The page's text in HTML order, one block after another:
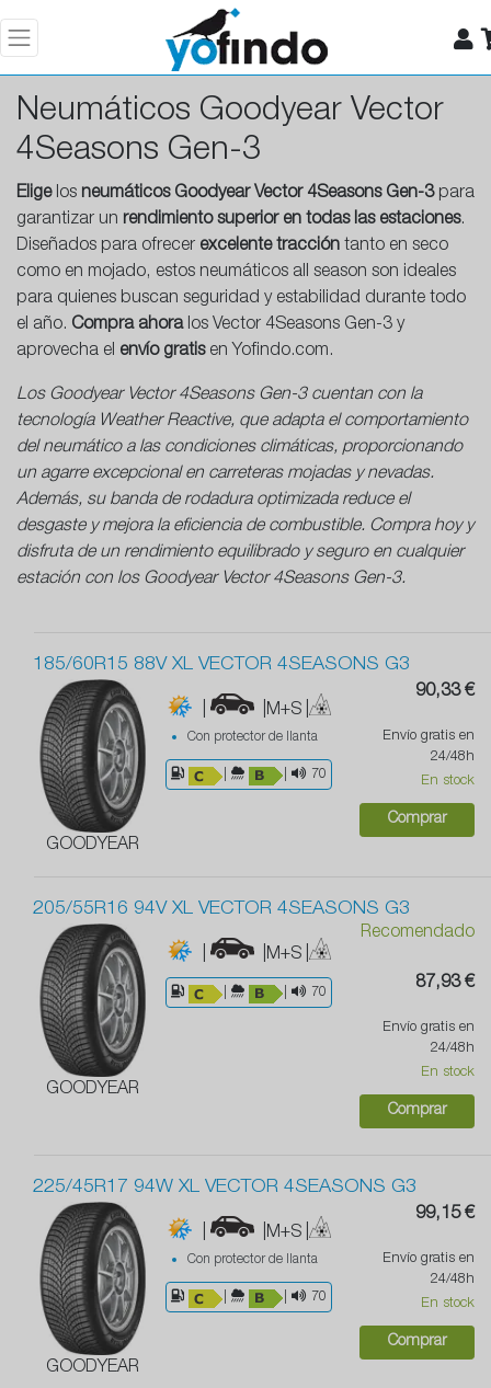
Neumáticos Goodyear Vector
4Seasons Gen-3
Eligelos neumáticos Goodyear Vector 4Seasons Gen-3para
garantizar un rendimiento superior en todas las estaciones.
Diseñados para ofrecer excelente tracción tanto en seco
como en mojado, estos neumáticos all season son ideales
para quienes buscan seguridad y estabilidad durante todo
el año. Compra ahoralos Vector 4Seasons Gen-3 y
aprovecha el envío gratisen Yofindo.com.
Los Goodyear Vector 4Seasons Gen-3 cuentan con la
tecnología Weather Reactive, que adapta el comportamiento
del neumático a las condiciones climáticas, proporcionando
un agarre excepcional en carreteras mojadas y nevadas.
Además, su banda de rodadura optimizada reduce el
desgaste y mejora la eficiencia de combustible. Compra hoy y
disfruta de un rendimiento equilibrado y seguro en cualquier
estación con los Goodyear Vector 4Seasons Gen-3.
185/60R15 88V XL VECTOR 4SEASONS G3
GOODYEAR
| |M+S |
Con protector de llanta
70
90,33 €
Envío gratis en
24/48h
En stock
Comprar
205/55R16 94V XL VECTOR 4SEASONS G3
GOODYEAR
| |M+S |
70
Recomendado
87,93 €
Envío gratis en
24/48h
En stock
Comprar
225/45R17 94W XL VECTOR 4SEASONS G3
GOODYEAR
| |M+S |
Con protector de llanta
70
99,15 €
Envío gratis en
24/48h
En stock
Comprar